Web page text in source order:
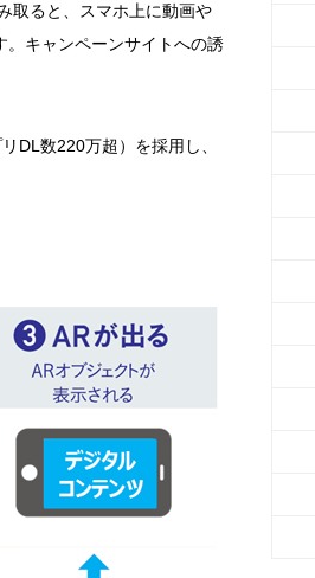
取ると、スマホ上に動画や
。キャンペーンサイトへの誘
DL数220万超）を採用し、